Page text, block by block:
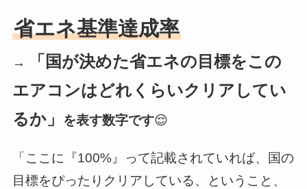
省エネ基準達成率
→
「国が決めた省エネの目標をこの
エアコンはどれくらいクリアしてい
るか」
を表す数字です😌
「ここに『100%』って記載されていれば、国の
目標をぴったりクリアしている、ということ、